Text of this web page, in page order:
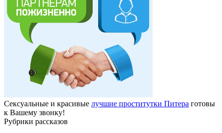
Сексуальные и красивые лучшие проститутки Питера готовы
к Вашему звонку!
Рубрики рассказов